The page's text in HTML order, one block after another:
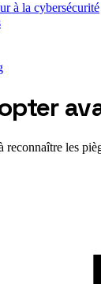
à la cybersécurité
les